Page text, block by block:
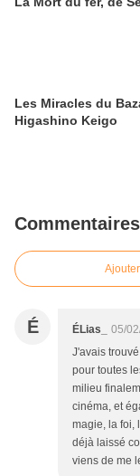
Les Miracles du
Higashino Keigo
Commentaires
É ÉLias_
05/
J'avais
pour toutes
milieu
cinéma, et
magie, la foi,
déjà laissé
viens de me